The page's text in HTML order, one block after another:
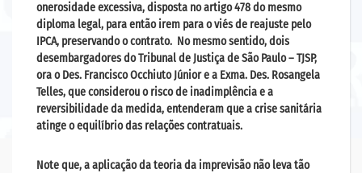
onerosidade excessiva, disposta no artigo 478 do mesmo
diploma legal, para então irem para o viés de reajuste pelo
IPCA, preservando o contrato. No mesmo sentido, dois
desembargadores do Tribunal de Justiça de São Paulo – TJSP,
ora o Des. Francisco Occhiuto Júnior e a Exma. Des. Rosangela
Telles, que considerou o risco de inadimplência e a
reversibilidade da medida, entenderam que a crise sanitária
atinge o equilíbrio das relações contratuais.
Note que, a aplicação da teoria da imprevisão não leva tão